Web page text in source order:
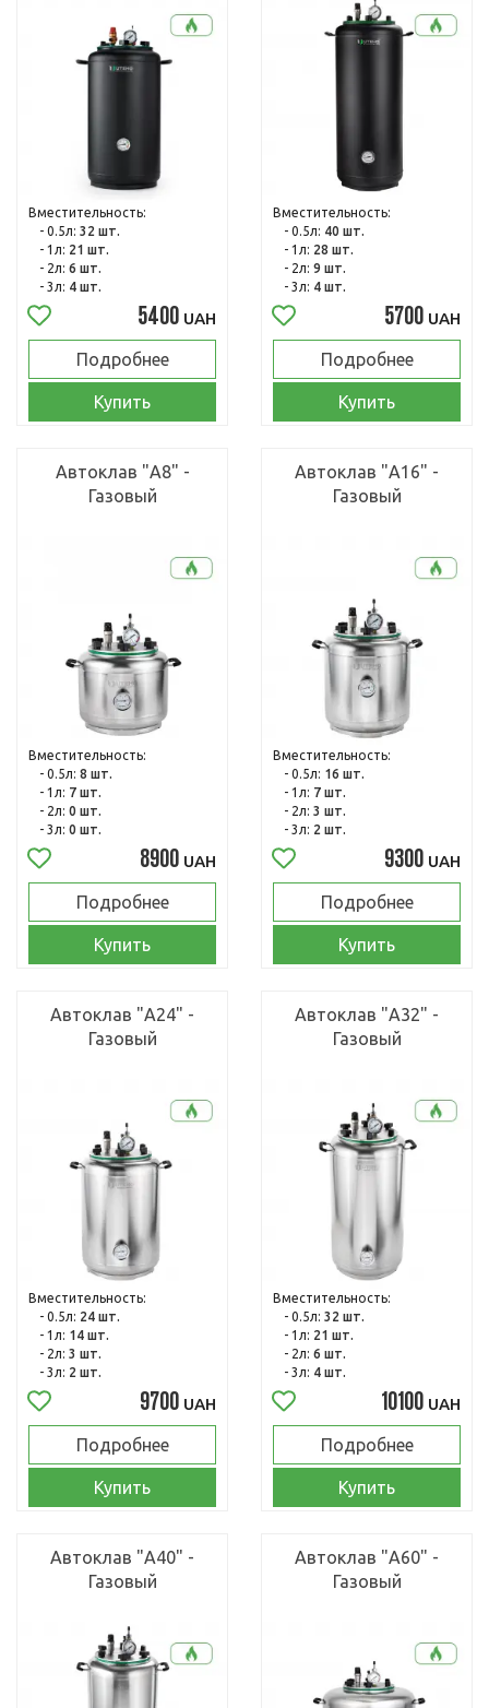
Вместительность:
- 0.5л: 32 шт.
- 1л: 21 шт.
- 2л: 6 шт.
- 3л: 4 шт.
5400 UAH
Подробнее
Купить
Вместительность:
- 0.5л: 40 шт.
- 1л: 28 шт.
- 2л: 9 шт.
- 3л: 4 шт.
5700 UAH
Подробнее
Купить
Автоклав "А8" -
Газовый
Вместительность:
- 0.5л: 8 шт.
- 1л: 7 шт.
- 2л: 0 шт.
- 3л: 0 шт.
8900 UAH
Подробнее
Купить
Автоклав "А16" -
Газовый
Вместительность:
- 0.5л: 16 шт.
- 1л: 7 шт.
- 2л: 3 шт.
- 3л: 2 шт.
9300 UAH
Подробнее
Купить
Автоклав "А24" -
Газовый
Вместительность:
- 0.5л: 24 шт.
- 1л: 14 шт.
- 2л: 3 шт.
- 3л: 2 шт.
9700 UAH
Подробнее
Купить
Автоклав "А32" -
Газовый
Вместительность:
- 0.5л: 32 шт.
- 1л: 21 шт.
- 2л: 6 шт.
- 3л: 4 шт.
10100 UAH
Подробнее
Купить
Автоклав "А40" -
Газовый
Автоклав "А60" -
Газовый